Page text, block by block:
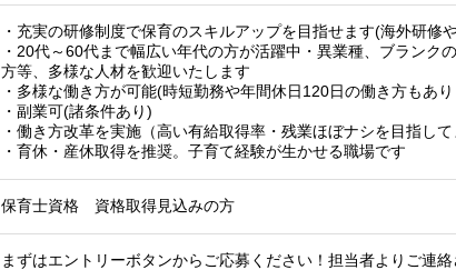
・充実の研修制度で保育のスキルアップを目指せます(海外研修
・20代～60代まで幅広い年代の方が活躍中・異業種、ブランク
方等、多様な人材を歓迎いたします
・多様な働き方が可能(時短勤務や年間休日120日の働き方もあ
・副業可(諸条件あり)
・働き方改革を実施（高い有給取得率・残業ほぼナシを目指し
・育休・産休取得を推奨。子育て経験が生かせる職場です
保育士資格 資格取得見込みの方
まずはエントリーボタンからご応募ください！担当者よりご連